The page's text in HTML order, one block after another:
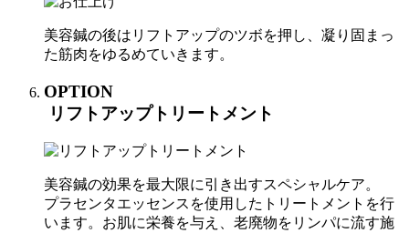
美容鍼の後はリフトアップのツボを押し、凝り固まっ
た筋肉をゆるめていきます。
OPTION
リフトアップトリートメント
美容鍼の効果を最大限に引き出すスペシャルケア。
プラセンタエッセンスを使用したトリートメントを行
います。お肌に栄養を与え、老廃物をリンパに流す施